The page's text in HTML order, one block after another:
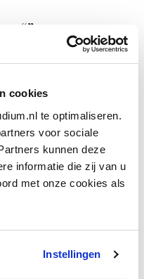
cookies
te optimaliseren.
voor sociale
kunnen deze
informatie die zij van u
met onze cookies als
Instellingen
“”.